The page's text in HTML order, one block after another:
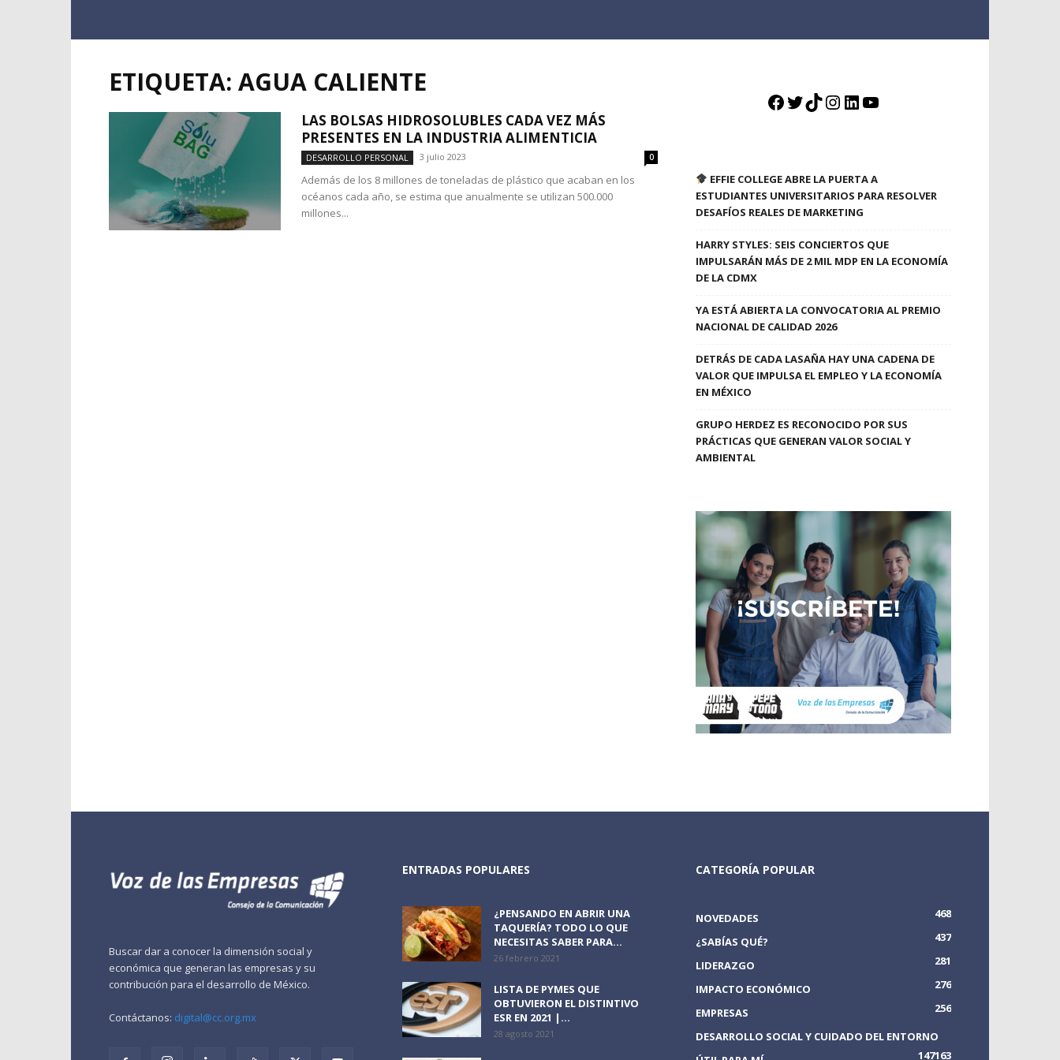
ETIQUETA: AGUA CALIENTE
LAS BOLSAS HIDROSOLUBLES CADA VEZ MÁS
PRESENTES EN LA INDUSTRIA ALIMENTICIA
DESARROLLO PERSONAL 3 julio 2023 0
Además de los 8 millones de toneladas de plástico que acaban en los
océanos cada año, se estima que anualmente se utilizan 500.000
millones...
Facebook
Twitter
TikTok
Instagram
LinkedIn
YouTube
EFFIE COLLEGE ABRE LA PUERTA A
ESTUDIANTES UNIVERSITARIOS PARA RESOLVER
DESAFÍOS REALES DE MARKETING
HARRY STYLES: SEIS CONCIERTOS QUE
IMPULSARÁN MÁS DE 2 MIL MDP EN LA ECONOMÍA
DE LA CDMX
YA ESTÁ ABIERTA LA CONVOCATORIA AL PREMIO
NACIONAL DE CALIDAD 2026
DETRÁS DE CADA LASAÑA HAY UNA CADENA DE
VALOR QUE IMPULSA EL EMPLEO Y LA ECONOMÍA
EN MÉXICO
GRUPO HERDEZ ES RECONOCIDO POR SUS
PRÁCTICAS QUE GENERAN VALOR SOCIAL Y
AMBIENTAL
Buscar dar a conocer la dimensión social y
económica que generan las empresas y su
contribución para el desarrollo de México.
Contáctanos: digital@cc.org.mx
ENTRADAS POPULARES
¿PENSANDO EN ABRIR UNA
TAQUERÍA? TODO LO QUE
NECESITAS SABER PARA...
26 febrero 2021
LISTA DE PYMES QUE
OBTUVIERON EL DISTINTIVO
ESR EN 2021 |...
28 agosto 2021
CATEGORÍA POPULAR
NOVEDADES
468
¿SABÍAS QUÉ?
437
LIDERAZGO
281
IMPACTO ECONÓMICO
276
EMPRESAS
256
DESARROLLO SOCIAL Y CUIDADO DEL ENTORNO
163
147